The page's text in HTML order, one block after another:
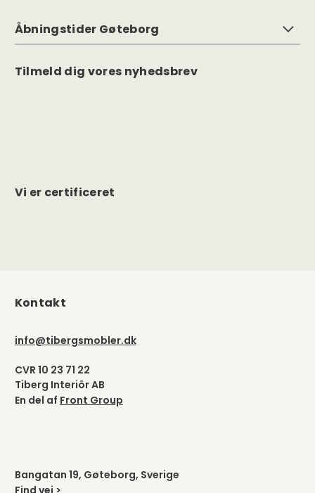
Åbningstider Gøteborg
Tilmeld dig vores nyhedsbrev
Vi er certificeret
Kontakt
info@tibergsmobler.dk
CVR 10 23 71 22
Tiberg Interiör AB
En del af Front Group
Bangatan 19, Gøteborg, Sverige
Find vej >